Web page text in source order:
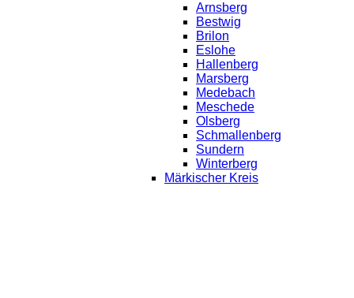
Arnsberg
Bestwig
Brilon
Eslohe
Hallenberg
Marsberg
Medebach
Meschede
Olsberg
Schmallenberg
Sundern
Winterberg
Märkischer Kreis